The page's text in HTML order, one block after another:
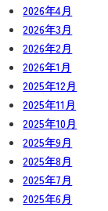
2026年4月
2026年3月
2026年2月
2026年1月
2025年12月
2025年11月
2025年10月
2025年9月
2025年8月
2025年7月
2025年6月